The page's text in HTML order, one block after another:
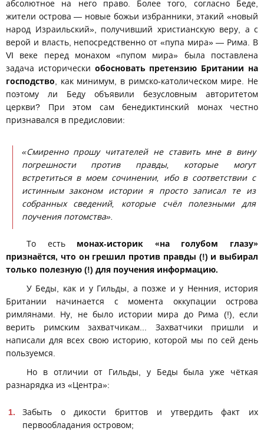
абсолютное на него право. Более того, согласно Беде,
жители острова — новые божьи избранники, этакий «новый
народ Израильский», получивший христианскую веру, а с
верой и власть, непосредственно от «пупа мира» — Рима. В
VI веке перед монахом «пупом мира» была поставлена
задача исторически обосновать претензию Британии на
господство , как минимум, в римско-католическом мире. Не
поэтому ли Беду объявили безусловным авторитетом
церкви? При этом сам бенедиктинский монах честно
признавался в предисловии:
«Смиренно прошу читателей не ставить мне в вину
погрешности против правды, которые могут
встретиться в моем сочинении, ибо в соответствии с
истинным законом истории я просто записал те из
собранных сведений, которые счёл полезными для
поучения потомства».
То есть монах-историк «на голубом глазу»
признаётся, что он грешил против правды (!) и выбирал
только полезную (!) для поучения информацию.
У Беды, как и у Гильды, а позже и у Ненния, история
Британии начинается с момента оккупации острова
римлянами. Ну, не было истории мира до Рима (!), если
верить римским захватчикам... Захватчики пришли и
написали для всех свою историю, которой мы по сей день
пользуемся.
Но в отличии от Гильды, у Беды была уже чёткая
разнарядка из «Центра»:
Забыть о дикости бриттов и утвердить факт их
первообладания островом;